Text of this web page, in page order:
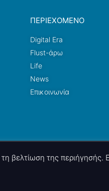
ΠΕΡΙΕΧΟΜΕΝΟ
Digital Era
Flust-άρω
Life
News
Επικοινωνία
reserved.
βελτίωση της